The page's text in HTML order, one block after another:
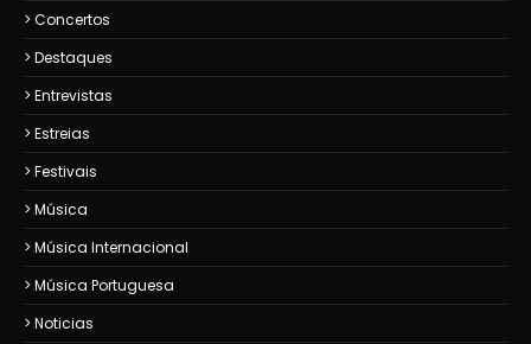
Concertos
Destaques
Entrevistas
Estreias
Festivais
Música
Música Internacional
Música Portuguesa
Noticias